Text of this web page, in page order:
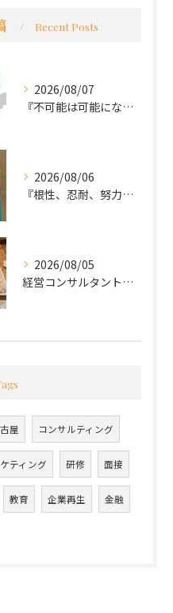
Recent Posts
2026/08/07
『不可能は可能になる』
2026/08/06
『根性、忍耐、努力という言葉は死語なのか』
2026/08/05
経営コンサルタントのモーちゃん・毛利京申です。
屋 コンサルティング
ティング 研修 面接
教育 企業再生 金融